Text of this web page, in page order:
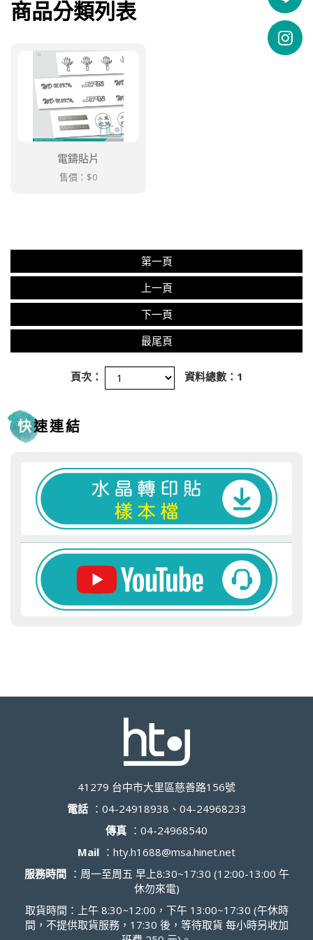
商品分類列表
電鑄貼片
售價： $0
第一頁
上一頁
下一頁
最尾頁
頁次： 資料總數：1
快速連結
41279 台中市大里區慈善路156號
電話 ： 04-24918938、04-24968233
傳真 ： 04-24968540
Mail ： hty.h1688@msa.hinet.net
服務時間 ：周一至周五 早上8:30~17:30 (12:00-13:00 午
休勿來電)
取貨時間：上午 8:30~12:00，下午 13:00~17:30 (午休時
間，不提供取貨服務，17:30 後，等待取貨 每小時另收加